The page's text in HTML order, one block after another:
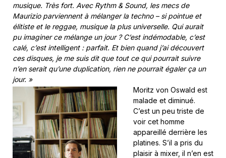
musique. Très fort. Avec Rythm & Sound, les mecs de
Maurizio parviennent à mélanger la techno – si pointue et
élitiste et le reggae, musique la plus universelle. Qui aurait
pu imaginer ce mélange un jour ? C’est indémodable, c’est
calé, c’est intelligent : parfait. Et bien quand j’ai découvert
ces disques, je me suis dit que tout ce qui pourrait suivre
n’en serait qu’une duplication, rien ne pourrait égaler ça un
jour. »
Moritz von Oswald est
malade et diminué.
C’est un peu triste de
voir cet homme
appareillé derrière les
platines. S’il a pris du
plaisir à mixer, il n’en est